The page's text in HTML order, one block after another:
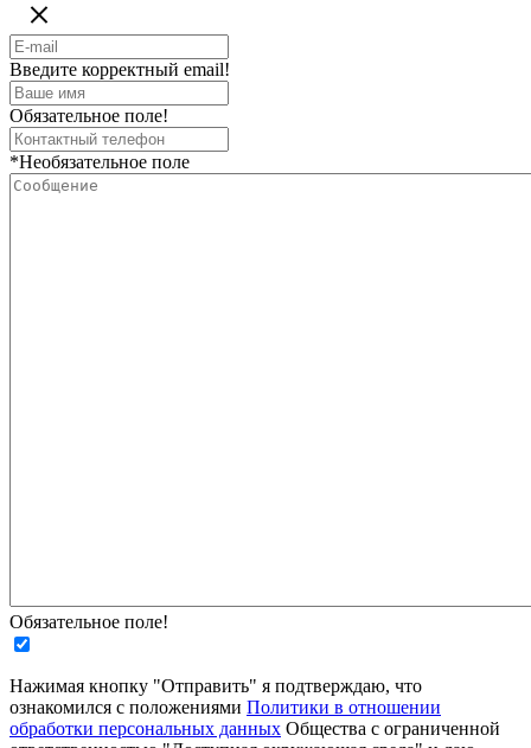
Введите корректный email!
Обязательное поле!
*Необязательное поле
Обязательное поле!
Нажимая кнопку "Отправить" я подтверждаю, что
ознакомился с положениями Политики в отношении
обработки персональных данных Общества с ограниченной